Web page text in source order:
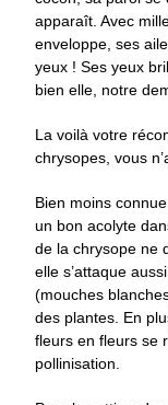
apparaît. Avec
enveloppe, ses
yeux ! Ses yeux
bien elle, notre
La voilà votre
chrysopes, vous
Bien moins
un bon acolyte
de la chrysope ne
elle s’attaque
(mouches
des plantes. En
fleurs en fleurs se
pollinisation.